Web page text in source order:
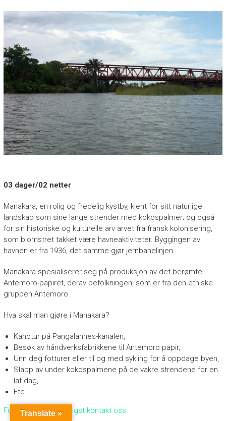
03 dager/02 netter
Manakara, en rolig og fredelig kystby, kjent for sitt naturlige
landskap som sine lange strender med kokospalmer; og også
for sin historiske og kulturelle arv arvet fra fransk kolonisering,
som blomstret takket være havneaktiviteter. Byggingen av
havnen er fra 1936, det samme gjør jernbanelinjen.
Manakara spesialiserer seg på produksjon av det berømte
Antemoro-papiret, derav befolkningen, som er fra den etniske
gruppen Antemoro.
Hva skal man gjøre i Manakara?
Kanotur på Pangalannes-kanalen,
Besøk av håndverksfabrikkene til Antemoro papir,
Unn deg fotturer eller til og med sykling for å oppdage byen,
Slapp av under kokospalmene på de vakre strendene for en
lat dag,
Etc…
For turdetaljer, vennligst kontakt oss
Translate »